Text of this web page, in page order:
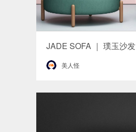
JADE SOFA ｜ 璞玉沙发
美人怪